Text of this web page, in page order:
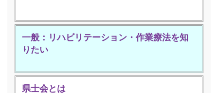
一般：リハビリテーション・作業療法を知
りたい
県士会とは